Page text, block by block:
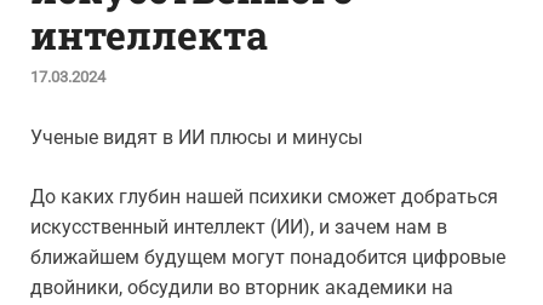
интеллекта
17.03.2024
Ученые видят в ИИ плюсы и минусы
До каких глубин нашей психики сможет добраться
искусственный интеллект (ИИ), и зачем нам в
ближайшем будущем могут понадобится цифровые
двойники, обсудили во вторник академики на